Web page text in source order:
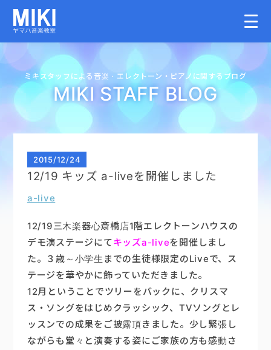
HOME
大人のコース
講師募集情報
イベント情報
楽器販売
ミキスタッフによる音楽・エレクトーン・ ピアノに関するブログ
MIKI STAFF BLOG
2015/12/24
12/19 キッズ a-liveを開催しました
a-live
12/19三木楽器心斎橋店1階エレクトーンハウスの
デモ演ステージにてキッズa-liveを開催しまし
た。３歳～小学生までの生徒様限定のLiveで、ス
テージを華やかに飾っていただきました。
12月ということでツリーをバックに、クリスマ
ス・ソングをはじめクラッシック、TVソングとレ
ッスンでの成果をご披露頂きました。少し緊張し
ながらも堂々と演奏する姿にご家族の方も感動さ